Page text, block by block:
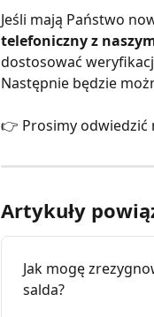
Jeśli mają Państwo
telefoniczny z
dostosować
Następnie będzie
👉 Prosimy odwiedzić
Artykuły
Jak mogę
salda?